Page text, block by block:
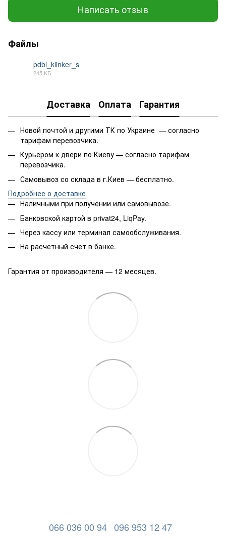
Написать отзыв
Файлы
pdbl_klinker_s
245 КБ
Доставка Оплата Гарантия
Новой почтой и другими ТК по Украине — согласно
тарифам перевозчика.
Курьером к двери по Киеву — согласно тарифам
перевозчика.
Самовывоз со склада в г.Киев — бесплатно.
Подробнее о доставке
Наличными при получении или самовывозе.
Банковской картой в privat24, LiqPay.
Через кассу или терминал самообслуживания.
На расчетный счет в банке.
Гарантия от производителя — 12 месяцев.
066 036 00 94 096 953 12 47